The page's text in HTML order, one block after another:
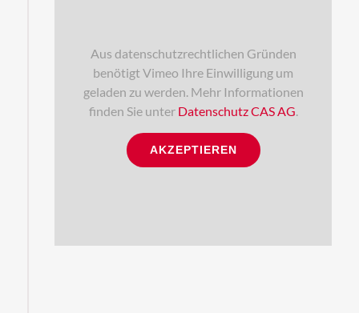
Aus datenschutzrechtlichen Gründen
benötigt Vimeo Ihre Einwilligung um
geladen zu werden. Mehr Informationen
finden Sie unter Datenschutz CAS AG
AKZEPTIEREN